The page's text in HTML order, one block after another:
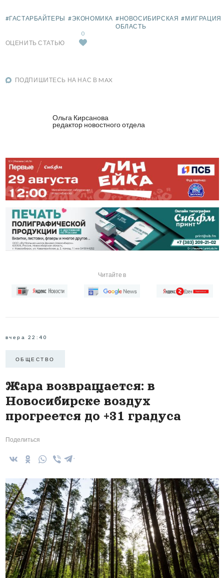
#ГАСТАРБАЙТЕРЫ #ЭКОНОМИКА #НОВОСИБИРСКАЯ
ОБЛАСТЬ
#МИГРАЦИЯ
ОЦЕНИТЬ СТАТЬЮ
0
ПОДПИШИТЕСЬ НА НАС В MAX
Ольга Кирсанова
редактор новостного отдела
Читайте в
вчера 22:40
ОБЩЕСТВО
Жара возвращается: в
Новосибирске воздух
прогреется до +31 градуса
Поделиться